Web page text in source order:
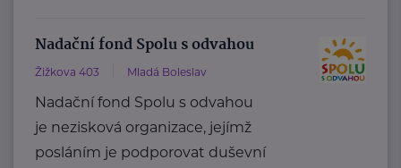
Nadační fond Spolu s odvahou
Žižkova 403 Mladá Boleslav
Nadační fond Spolu s odvahou
je nezisková organizace, jejímž
posláním je podporovat duševní